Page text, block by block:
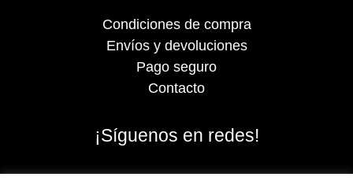
Condiciones de compra
Envíos y devoluciones
Pago seguro
Contacto
¡Síguenos en redes!